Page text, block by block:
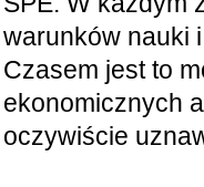
warunków nauki
Czasem jest to
ekonomicznych
oczywiście